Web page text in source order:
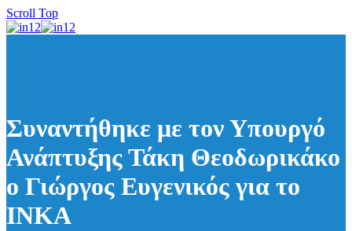
Scroll Top
Συναντήθηκε με τον Υπουργό
Ανάπτυξης Τάκη Θεοδωρικάκο
ο Γιώργος Ευγενικός για το
ΙΝΚΑ